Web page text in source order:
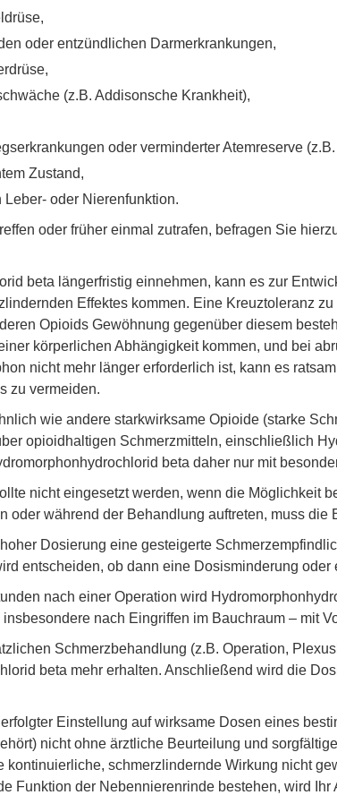
oder entzündlichen Darmerkrankungen,
(z.B. Addisonsche Krankheit),
oder verminderter Atemreserve
Zustand,
oder Nierenfunktion.
oder früher einmal zutrafen, befragen Sie
beta längerfristig einnehmen, kann es zur
Effektes kommen. Eine Kreuztoleranz
Opioids Gewöhnung gegenüber diesem
körperlichen Abhängigkeit kommen, und bei
nicht mehr länger erforderlich ist, kann es
zu vermeiden.
wie andere starkwirksame Opioide (starke
opioidhaltigen Schmerzmitteln, einschließlich
beta daher nur mit
nicht eingesetzt werden, wenn die Möglichkeit
oder während der Behandlung auftreten, muss
Dosierung eine gesteigerte
entscheiden, ob dann eine Dosisminderung
nach einer Operation wird
nach Eingriffen im Bauchraum – mit
Schmerzbehandlung (z.B. Operation,
beta mehr erhalten. Anschließend wird die
Einstellung auf wirksame Dosen eines
nicht ohne ärztliche Beurteilung und
kontinuierliche, schmerzlindernde Wirkung nicht
Funktion der Nebennierenrinde bestehen, wird